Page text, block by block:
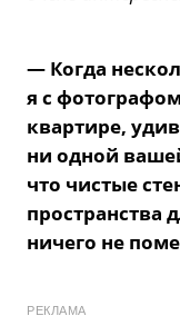
— Когда
я с
квартире,
ни одной
что чистые
пространства
ничего не
РЕКЛАМА